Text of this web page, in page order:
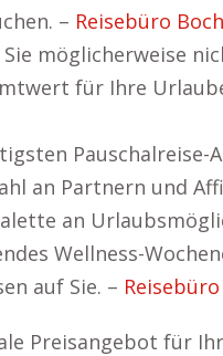
– Reisebüro
möglicherweise
für Ihre
Pauschalreise-
an Partnern und
an
Wellness-
auf Sie. –
Preisangebot für